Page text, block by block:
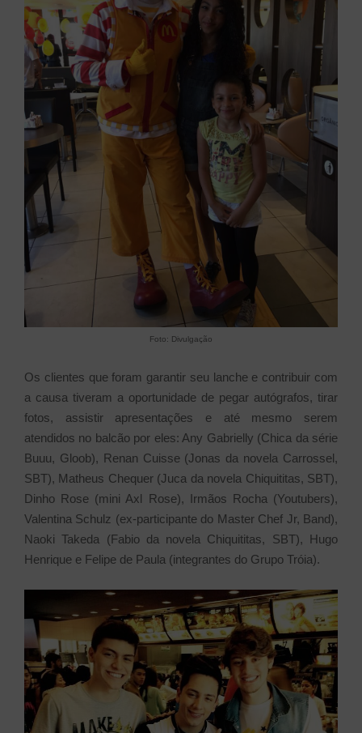
Foto: Divulgação
Os clientes que foram garantir seu lanche e contribuir com
a causa tiveram a oportunidade de pegar autógrafos, tirar
fotos, assistir apresentações e até mesmo serem
atendidos no balcão por eles: Any Gabrielly (Chica da série
Buuu, Gloob), Renan Cuisse (Jonas da novela Carrossel,
SBT), Matheus Chequer (Juca da novela Chiquititas, SBT),
Dinho Rose (mini Axl Rose), Irmãos Rocha (Youtubers),
Valentina Schulz (ex-participante do Master Chef Jr, Band),
Naoki Takeda (Fabio da novela Chiquititas, SBT), Hugo
Henrique e Felipe de Paula (integrantes do Grupo Tróia).